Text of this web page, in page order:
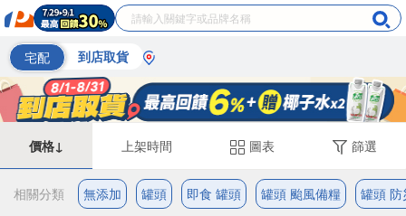
宅配 到店取貨
價格↓ 上架時間 圖表 篩選
相關分類 無添加 罐頭 即食 罐頭 罐頭 颱風備糧 罐頭 防